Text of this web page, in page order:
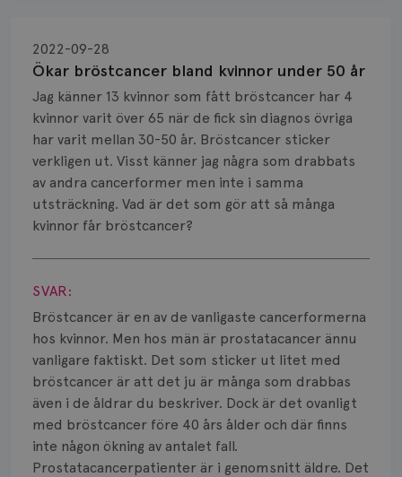
Ökar bröstcancer bland kvinnor under 50 år
2022-09-28
Jag känner 13 kvinnor som fått bröstcancer har 4
kvinnor varit över 65 när de fick sin diagnos övriga
har varit mellan 30-50 år. Bröstcancer sticker
verkligen ut. Visst känner jag några som drabbats
av andra cancerformer men inte i samma
utsträckning. Vad är det som gör att så många
kvinnor får bröstcancer?
Visa svar
SVAR:
Bröstcancer är en av de vanligaste cancerformerna
hos kvinnor. Men hos män är prostatacancer ännu
vanligare faktiskt. Det som sticker ut litet med
bröstcancer är att det ju är många som drabbas
även i de åldrar du beskriver. Dock är det ovanligt
med bröstcancer före 40 års ålder och där finns
inte någon ökning av antalet fall.
Prostatacancerpatienter är i genomsnitt äldre. Det
Biopsi
Biverkningar
Bröstvårta
Knöl
Läkemedel
Typ av bröstcancer
Smärta
Prognos
Risker
Spridd bröstcancer
Strålning